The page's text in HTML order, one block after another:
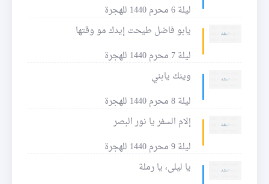
ليلة 6 محرم 1440 للهجرة
يابو فاضل طيحت إيدك مو وقتها
ليلة 7 محرم 1440 للهجرة
وينك يابني
ليلة 8 محرم 1440 للهجرة
إلام السفر يا نور البصر
ليلة 9 محرم 1440 للهجرة
يا ليلى، يا رملة